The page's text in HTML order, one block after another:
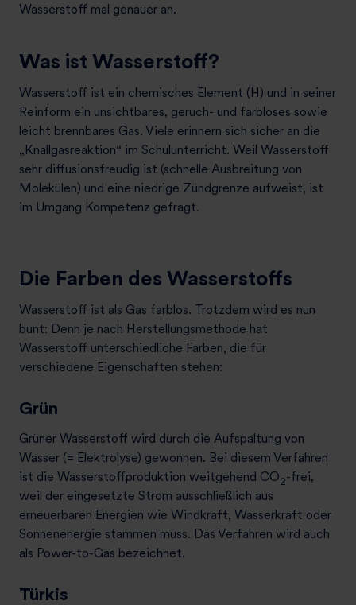
Wasserstoff mal genauer an.
Was ist Wasserstoff?
Wasserstoff ist ein chemisches Element (H) und in seiner
Reinform ein unsichtbares, geruch- und farbloses sowie
leicht brennbares Gas. Viele erinnern sich sicher an die
„Knallgasreaktion“ im Schulunterricht. Weil Wasserstoff
sehr diffusionsfreudig ist (schnelle Ausbreitung von
Molekülen) und eine niedrige Zündgrenze aufweist, ist
im Umgang Kompetenz gefragt.
Die Farben des Wasserstoffs
Wasserstoff ist als Gas farblos. Trotzdem wird es nun
bunt: Denn je nach Herstellungsmethode hat
Wasserstoff unterschiedliche Farben, die für
verschiedene Eigenschaften stehen:
Grün
Grüner Wasserstoff wird durch die Aufspaltung von
Wasser (= Elektrolyse) gewonnen. Bei diesem Verfahren
ist die Wasserstoffproduktion weitgehend CO2-frei,
weil der eingesetzte Strom ausschließlich aus
erneuerbaren Energien wie Windkraft, Wasserkraft oder
Sonnenenergie stammen muss. Das Verfahren wird auch
als Power-to-Gas bezeichnet.
Türkis